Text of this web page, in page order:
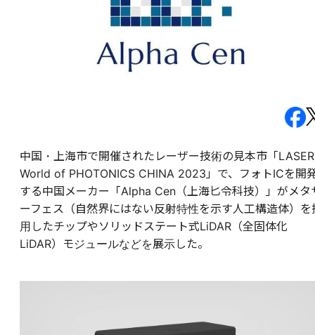
中国・上海市で開催されたレーザー技術の見本市「LASER
World of PHOTONICS CHINA 2023」で、フォトICを開
する中国メーカー「Alpha Cen（上海匕令科技）」がメタ
ーフェス（自然界にはない反射特性を示す人工構造体）を
用したチップやソリッドステート式LiDAR（全固体化
LiDAR）モジュールなどを展示した。